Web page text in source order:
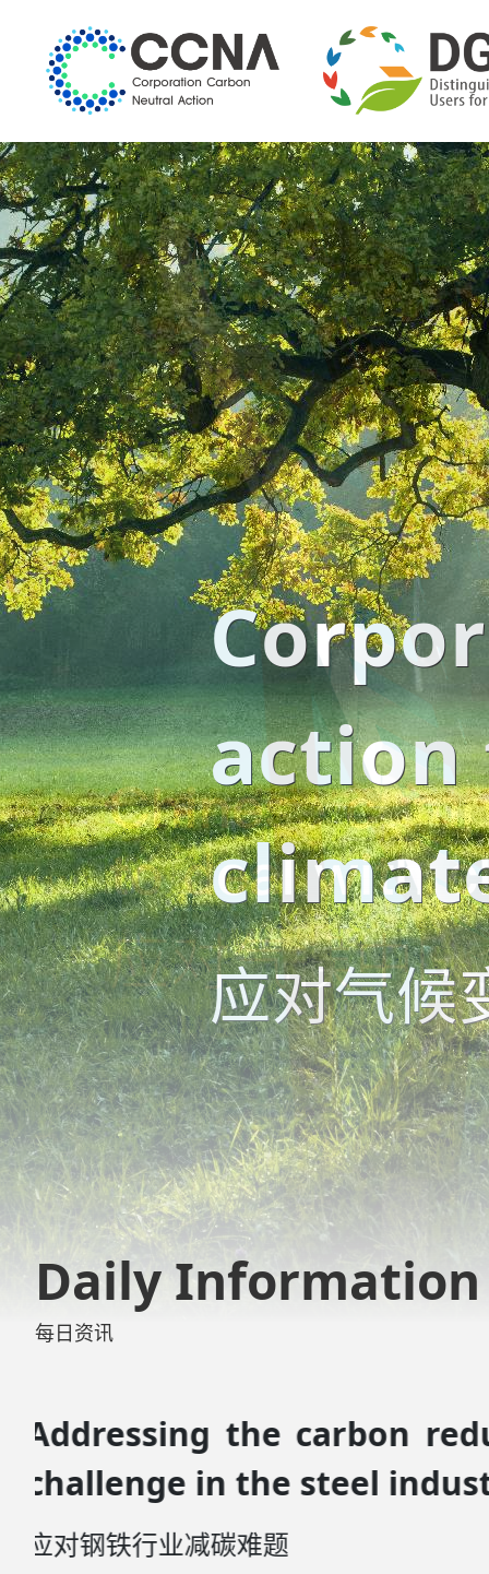
Daily Information
每日资讯
Comment: Green Going
Enters the Era of 'System
China's Answer